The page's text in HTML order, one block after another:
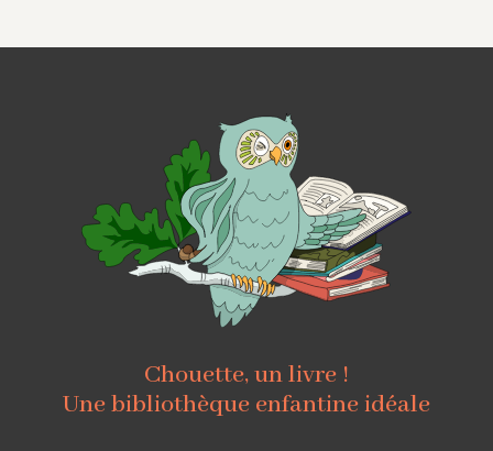
Chouette, un livre !
Une bibliothèque enfantine idéale